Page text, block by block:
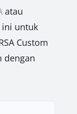
atau
untuk
Custom
dengan